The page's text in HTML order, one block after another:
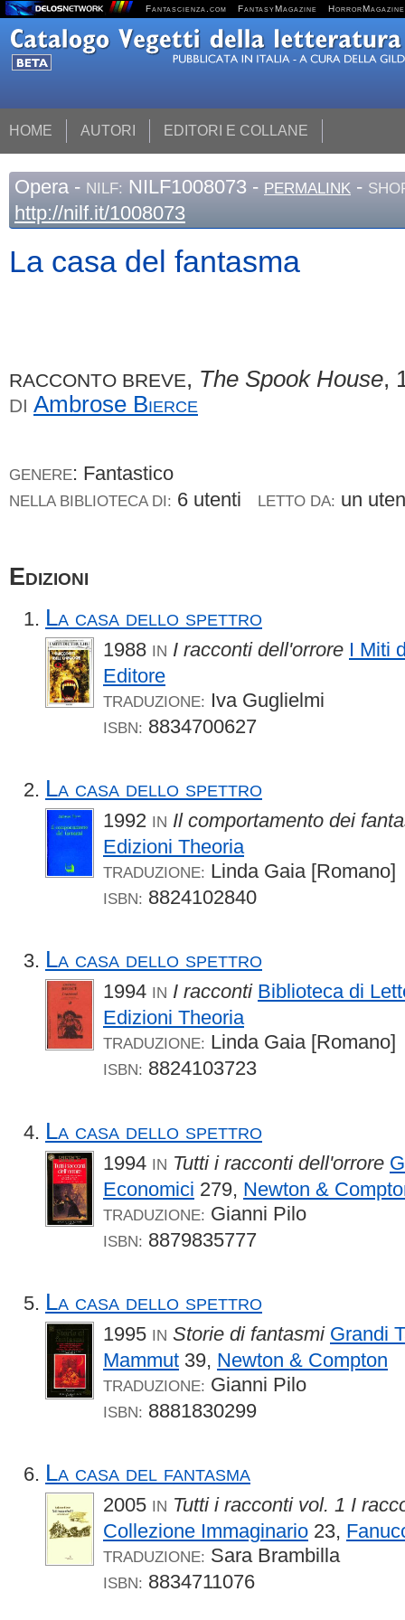
Fantascienza.com FantasyMagazine HorrorMagazine
HOME AUTORI EDITORI E COLLANE
Opera - NILF: NILF1008073 - PERMALINK -
http://nilf.it/1008073
La casa del fantasma
RACCONTO BREVE, The Spook House,
DI Ambrose Bierce
GENERE: Fantastico
NELLA BIBLIOTECA DI: 6 utenti LETTO DA: un
Edizioni
La casa dello spettro
1988 IN I racconti dell'orrore I Miti
Editore
TRADUZIONE: Iva Guglielmi
ISBN: 8834700627
La casa dello spettro
1992 IN Il comportamento dei
Edizioni Theoria
TRADUZIONE: Linda Gaia [Romano]
ISBN: 8824102840
La casa dello spettro
1994 IN I racconti Biblioteca di
Edizioni Theoria
TRADUZIONE: Linda Gaia [Romano]
ISBN: 8824103723
La casa dello spettro
1994 IN Tutti i racconti dell'orrore
Economici 279, Newton &
TRADUZIONE: Gianni Pilo
ISBN: 8879835777
La casa dello spettro
1995 IN Storie di fantasmi Grandi
Mammut 39, Newton & Compton
TRADUZIONE: Gianni Pilo
ISBN: 8881830299
La casa del fantasma
2005 IN Tutti i racconti vol. 1 I
Collezione Immaginario 23,
TRADUZIONE: Sara Brambilla
ISBN: 8834711076